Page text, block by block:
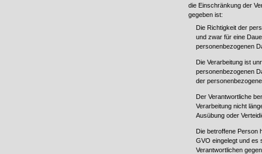
die Einschränkung der
gegeben ist:
Die Richtigkeit der
und zwar für eine
personenbezogenen
Die Verarbeitung ist
personenbezogenen
der
Der Verantwortliche
Verarbeitung nicht
Ausübung oder
Die betroffene Person
GVO eingelegt und es
Verantwortlichen